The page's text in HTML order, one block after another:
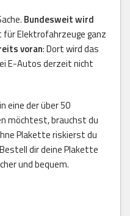
Bundesweit wird
Elektrofahrzeuge ganz
voran: Dort wird das
E-Autos derzeit nicht
eine der über 50
möchtest, brauchst du
Plakette riskierst du
dir deine Plakette
und bequem.